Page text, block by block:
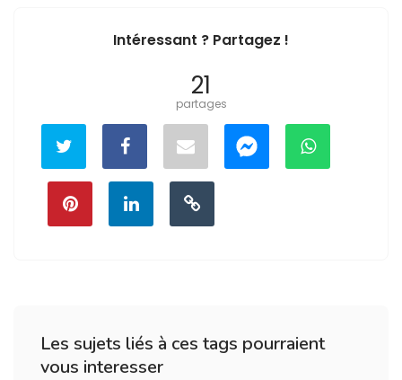
Intéressant ? Partagez !
21
partages
Les sujets liés à ces tags pourraient
vous interesser